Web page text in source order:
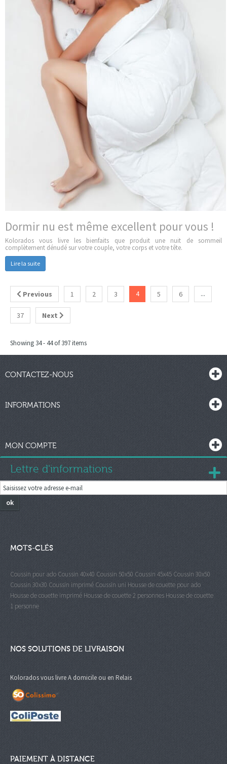
Dormir nu est même excellent pour vous !
Kolorados vous livre les bienfaits que produit une nuit de sommeil
complètement dénudé sur votre couple, votre corps et votre tête.
Lire la suite
Previous 1 2 3 4 5 6 ...
37 Next
Showing 34 - 44 of 397 items
CONTACTEZ-NOUS
INFORMATIONS
MON COMPTE
Lettre d'informations
ok
MOTS-CLÉS
Coussin pour ado Coussin 40x40 Coussin 50x50 Coussin 45x45Coussin 30x50
Coussin 30x30 Coussin imprimé Coussin uni Housse de couette pour ado
Housse de couette imprimé Housse de couette 2 personnes Housse de couette
1 personne
NOS SOLUTIONS DE LIVRAISON
Kolorados vous livre A domicile ou en Relais
PAIEMENT À DISTANCE